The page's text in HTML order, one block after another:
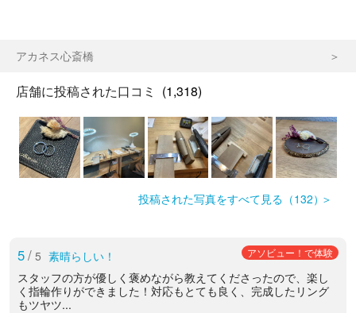
アカネス心斎橋
店舗に投稿された口コミ (1,318)
投稿された写真をすべて見る（132）
5/ 5 素晴らしい！ アソビュー！で体験
スタッフの方が優しく褒めながら教えてくださったので、楽し
く指輪作りができました！対応もとても良く、完成したリング
もツヤツ...